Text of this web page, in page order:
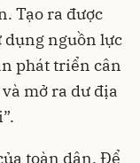
Tạo ra được
dụng nguồn lực
phát triển cân
mở ra dư địa
toàn dân. Để